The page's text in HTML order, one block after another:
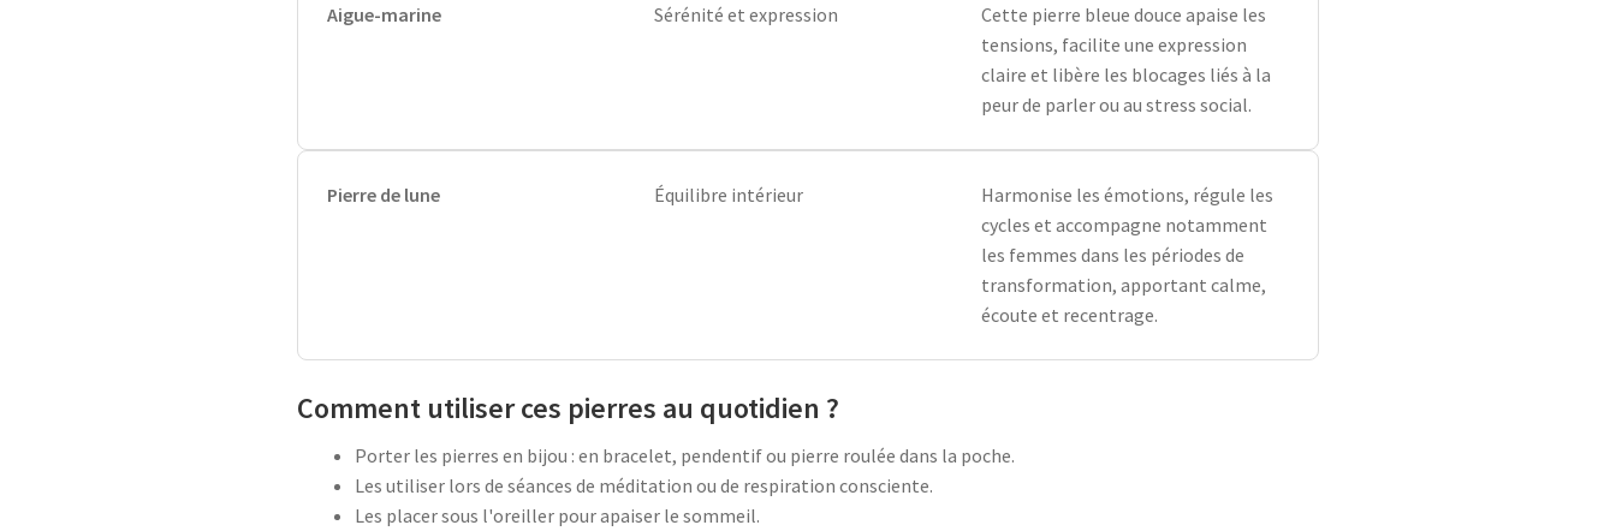
Aigue-marine Sérénité et expression
Cette pierre bleue douce apaise les
tensions, facilite une expression
claire et libère les blocages liés à la
peur de parler ou au stress social.
Pierre de lune Équilibre intérieur
Harmonise les émotions, régule les
cycles et accompagne notamment
les femmes dans les périodes de
transformation, apportant calme,
écoute et recentrage.
Comment utiliser ces pierres au quotidien ?
Porter les pierres en bijou : en bracelet, pendentif ou pierre roulée dans la poche.
Les utiliser lors de séances de méditation ou de respiration consciente.
Les placer sous l'oreiller pour apaiser le sommeil.